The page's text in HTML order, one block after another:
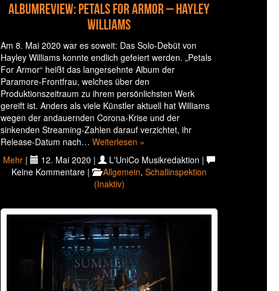
Albumreview: Petals For Armor – Hayley
Williams
Am 8. Mai 2020 war es soweit: Das Solo-Debüt von
Hayley Williams konnte endlich gefeiert werden. „Petals
For Armor“ heißt das langersehnte Album der
Paramore-Frontfrau, welches über den
Produktionszeitraum zu ihrem persönlichsten Werk
gereift ist. Anders als viele Künstler aktuell hat Williams
wegen der andauernden Corona-Krise und der
sinkenden Streaming-Zahlen darauf verzichtet, ihr
Release-Datum nach… Weiterlesen »
Mehr | 12. Mai 2020 |
L'UniCo Musikredaktion |
Keine Kommentare |
Allgemein, Schallinspektion
(Inaktiv)